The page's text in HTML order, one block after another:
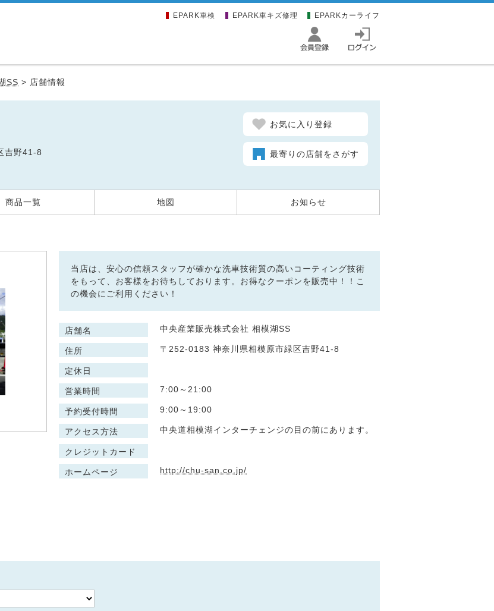
EPARK車検 EPARK車キズ修理 EPARKカーライフ
SS > 店舗情報
吉野41-8
お気に入り登録
最寄りの店舗をさがす
商品一覧 地図 お知らせ
当店は、安心の信頼スタッフが確かな洗車技術質の高いコーティング技術
をもって、お客様をお待ちしております。お得なクーポンを販売中！！こ
の機会にご利用ください！
店舗名 中央産業販売株式会社 相模湖SS
住所 〒252-0183 神奈川県相模原市緑区吉野41-8
定休日
営業時間 7:00～21:00
予約受付時間 9:00～19:00
アクセス方法 中央道相模湖インターチェンジの目の前にあります。
クレジットカード
ホームページ http://chu-san.co.jp/